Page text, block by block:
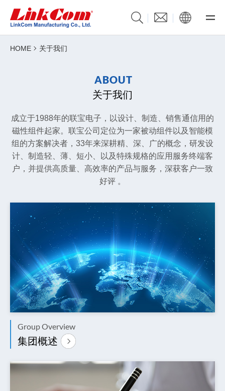
HOME 关于我们
A BO UT
关于我们
成立于1988年的联宝电子，以设计、制造、销售通信用的
磁性组件起家。联宝公司定位为一家被动组件以及智能模
组的方案解决者，33年来深耕精、深、广的概念，研发设
计、制造轻、薄、短小、以及特殊规格的应用服务终端客
户， 并提供高质量、高效率的产品与服务，深获客户一致
好评 。
Group Overview
集团概述